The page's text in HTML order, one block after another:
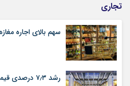
تجاری
سهم بالای اجاره‌‌
رشد ۷٫۳ درصدی قیمت‌ املاک تجاری در ترکیه